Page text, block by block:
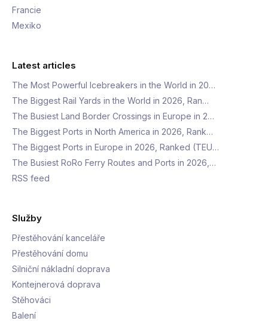
Francie
Mexiko
Latest articles
The Most Powerful Icebreakers in the World in 20…
The Biggest Rail Yards in the World in 2026, Ran…
The Busiest Land Border Crossings in Europe in 2…
The Biggest Ports in North America in 2026, Rank…
The Biggest Ports in Europe in 2026, Ranked (TEU…
The Busiest RoRo Ferry Routes and Ports in 2026,…
RSS feed
Služby
Přestěhování kanceláře
Přestěhování domu
Silniční nákladní doprava
Kontejnerová doprava
Stěhováci
Balení